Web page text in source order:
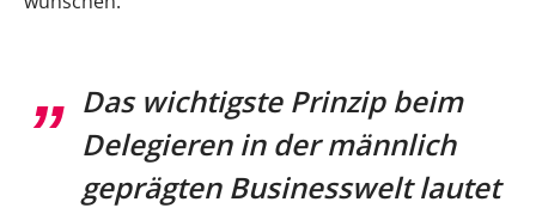
Anweisung gegenüber einem Kollegen oder
Mitarbeiter konkret vor?
Richtig delegieren: ein Formulierungsbeispiel
Das wichtigste Prinzip beim
Delegieren in der männlich
geprägten Businesswelt lautet